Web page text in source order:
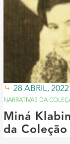
28 ABRIL, 2022
NARRATIVAS DA
Miná
da Coleção